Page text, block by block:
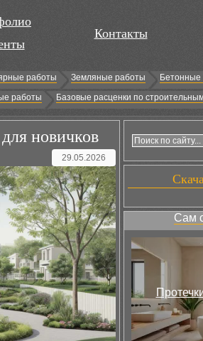
Контакты
работы Земляные работы
Бетонные
работы Базовые расценки по
новичков
29.05.2026
Сам